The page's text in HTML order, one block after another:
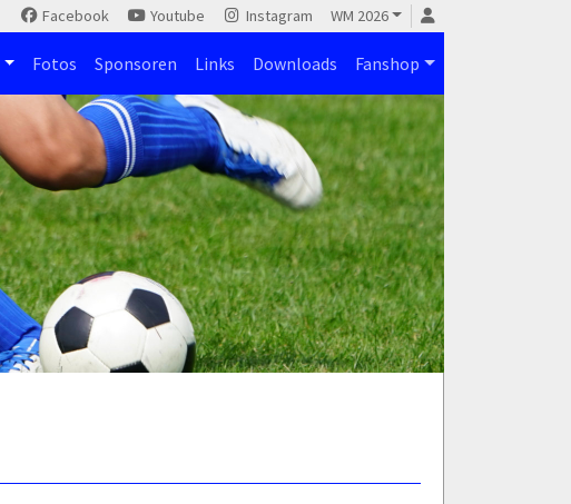
Facebook Youtube Instagram WM 2026
Fotos Sponsoren Links Downloads Fanshop